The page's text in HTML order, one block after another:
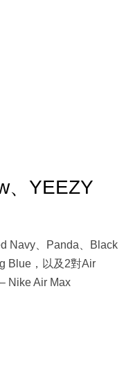
、YEEZY
Navy、Panda、Black
Blue，以及2對Air
Nike Air Max